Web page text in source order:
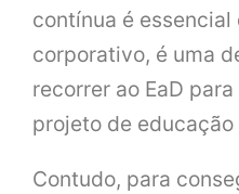
contínua é
corporativo, é uma
recorrer ao EaD
projeto de
Contudo, para